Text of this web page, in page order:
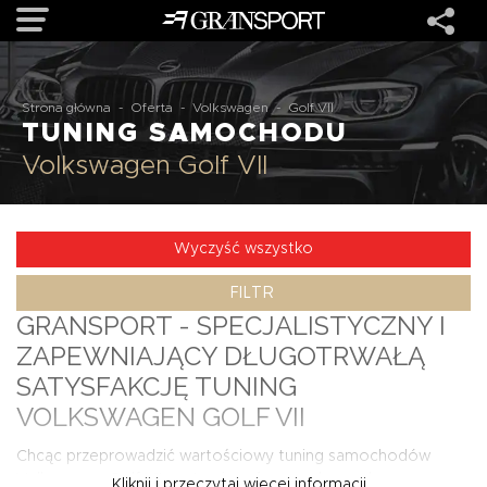
OFERTA
MARKI
O NAS
USŁUGI
Strona główna - Oferta - Volkswagen - Golf VII
TUNING SAMOCHODU
Volkswagen Golf VII
Wyczyść wszystko
FILTR
GRANSPORT - SPECJALISTYCZNY I
ZAPEWNIAJĄCY DŁUGOTRWAŁĄ
SATYSFAKCJĘ TUNING
VOLKSWAGEN GOLF VII
Chcąc przeprowadzić wartościowy tuning samochodów
Volkswagen Golf VII warto sięgać po podzespoły